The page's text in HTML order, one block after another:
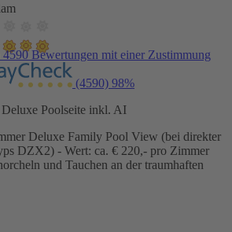
Bewertungen mit einer Zustimmung
(4590) 98%
Poolseite inkl. AI
Deluxe Family Pool View (bei direkter
DZX2) - Wert: ca. € 220,- pro Zimmer
und Tauchen an der traumhaften